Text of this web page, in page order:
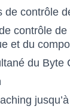
de contrôle
contrôle
et du
du Byte